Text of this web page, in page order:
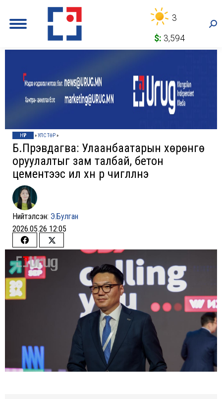
3
$: 3,594
НҮҮР »УЛС ТӨР»
Б.Пүрэвдагва: Улаанбаатарын хөрөнгө
оруулалтыг зам талбай, бетон
цементээс илүү хүн рүү чиглүүлнэ
Нийтэлсэн: Э.Булган
2026.05.26 12:05
Share
on
Facebook
Share
on